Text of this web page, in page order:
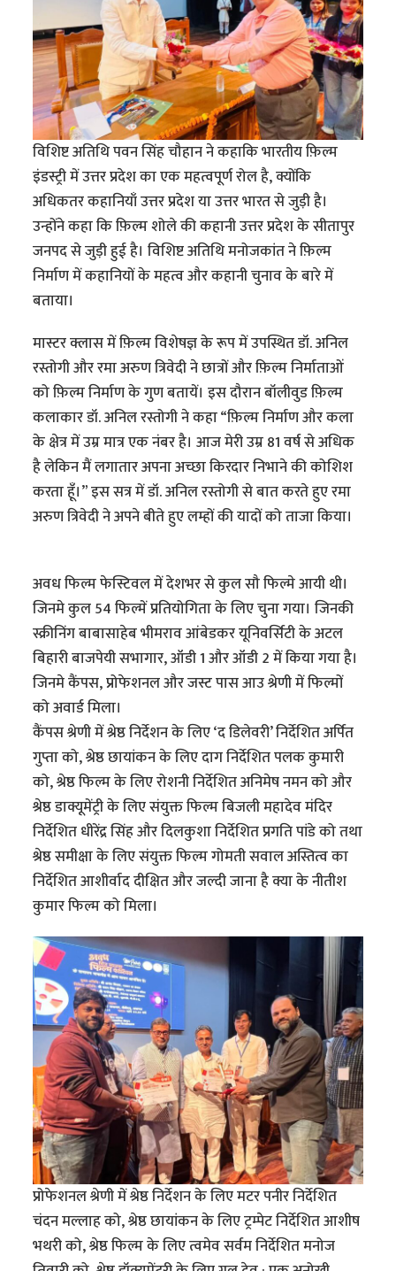
विशिष्ट अतिथि पवन सिंह चौहान ने कहाकि भारतीय फ़िल्म
इंडस्ट्री में उत्तर प्रदेश का एक महत्वपूर्ण रोल है, क्योंकि
अधिकतर कहानियाँ उत्तर प्रदेश या उत्तर भारत से जुड़ी है।
उन्होंने कहा कि फ़िल्म शोले की कहानी उत्तर प्रदेश के सीतापुर
जनपद से जुड़ी हुई है। विशिष्ट अतिथि मनोजकांत ने फ़िल्म
निर्माण में कहानियों के महत्व और कहानी चुनाव के बारे में
बताया।
मास्टर क्लास में फ़िल्म विशेषज्ञ के रूप में उपस्थित डॉ. अनिल
रस्तोगी और रमा अरुण त्रिवेदी ने छात्रों और फ़िल्म निर्माताओं
को फ़िल्म निर्माण के गुण बतायें। इस दौरान बॉलीवुड फ़िल्म
कलाकार डॉ. अनिल रस्तोगी ने कहा “फ़िल्म निर्माण और कला
के क्षेत्र में उम्र मात्र एक नंबर है। आज मेरी उम्र 81 वर्ष से अधिक
है लेकिन मैं लगातार अपना अच्छा किरदार निभाने की कोशिश
करता हूँ।” इस सत्र में डॉ. अनिल रस्तोगी से बात करते हुए रमा
अरुण त्रिवेदी ने अपने बीते हुए लम्हों की यादों को ताजा किया।
अवध फिल्म फेस्टिवल में देशभर से कुल सौ फिल्मे आयी थी।
जिनमे कुल 54 फिल्में प्रतियोगिता के लिए चुना गया। जिनकी
स्क्रीनिंग बाबासाहेब भीमराव आंबेडकर यूनिवर्सिटी के अटल
बिहारी बाजपेयी सभागार, ऑडी 1 और ऑडी 2 में किया गया है।
जिनमे कैंपस, प्रोफेशनल और जस्ट पास आउ श्रेणी में फिल्मों
को अवार्ड मिला।
कैंपस श्रेणी में श्रेष्ठ निर्देशन के लिए ‘द डिलेवरी’ निर्देशित अर्पित
गुप्ता को, श्रेष्ठ छायांकन के लिए दाग निर्देशित पलक कुमारी
को, श्रेष्ठ फिल्म के लिए रोशनी निर्देशित अनिमेष नमन को और
श्रेष्ठ डाक्यूमेंट्री के लिए संयुक्त फिल्म बिजली महादेव मंदिर
निर्देशित धीरेंद्र सिंह और दिलकुशा निर्देशित प्रगति पांडे को तथा
श्रेष्ठ समीक्षा के लिए संयुक्त फिल्म गोमती सवाल अस्तित्व का
निर्देशित आशीर्वाद दीक्षित और जल्दी जाना है क्या के नीतीश
कुमार फिल्म को मिला।
प्रोफेशनल श्रेणी में श्रेष्ठ निर्देशन के लिए मटर पनीर निर्देशित
चंदन मल्लाह को, श्रेष्ठ छायांकन के लिए ट्रम्पेट निर्देशित आशीष
भथरी को, श्रेष्ठ फिल्म के लिए त्वमेव सर्वम निर्देशित मनोज